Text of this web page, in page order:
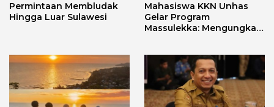
Permintaan Membludak
Hingga Luar Sulawesi
Mahasiswa KKN Unhas
Gelar Program
Massulekka: Mengungkap